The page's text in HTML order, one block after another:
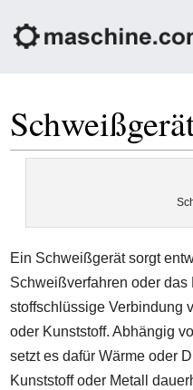
Ein Schweißgerät sorgt
Schweißverfahren oder
stoffschlüssige Verbindung
oder Kunststoff. Abhängig
setzt es dafür Wärme oder
Kunststoff oder Metall